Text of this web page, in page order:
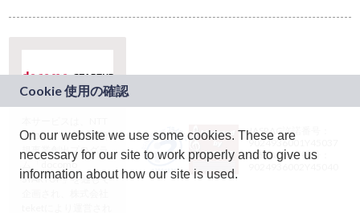
ドコモグループの新
規事業創出プログラ
ム「docomo
STARTUP」を通じて
JASRAC許諾番号：
9024936001Y45037
JASRAC許諾番号：
On our website we use some cookies. These are
necessary for our site to work properly and to give us
information about how our site is used.